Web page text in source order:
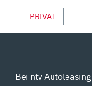
PRIVAT
Bei ntv